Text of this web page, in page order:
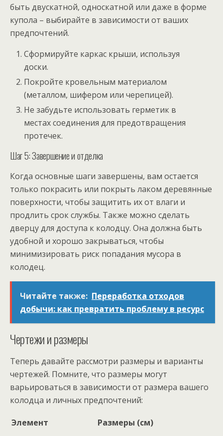
быть двускатной, односкатной или даже в форме
купола – выбирайте в зависимости от ваших
предпочтений.
Сформируйте каркас крыши, используя
доски.
Покройте кровельным материалом
(металлом, шифером или черепицей).
Не забудьте использовать герметик в
местах соединения для предотвращения
протечек.
Шаг 5: Завершение и отделка
Когда основные шаги завершены, вам остается
только покрасить или покрыть лаком деревянные
поверхности, чтобы защитить их от влаги и
продлить срок службы. Также можно сделать
дверцу для доступа к колодцу. Она должна быть
удобной и хорошо закрываться, чтобы
минимизировать риск попадания мусора в
колодец.
Читайте также: Переработка отходов
добычи: как превратить проблему в ресурс
Чертежи и размеры
Теперь давайте рассмотри размеры и варианты
чертежей. Помните, что размеры могут
варьироваться в зависимости от размера вашего
колодца и личных предпочтений:
Элемент
Размеры (см)